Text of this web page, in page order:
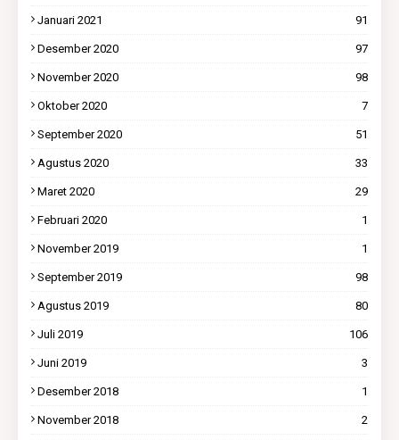
Januari 2021 91
Desember 2020 97
November 2020 98
Oktober 2020 7
September 2020 51
Agustus 2020 33
Maret 2020 29
Februari 2020 1
November 2019 1
September 2019 98
Agustus 2019 80
Juli 2019 106
Juni 2019 3
Desember 2018 1
November 2018 2